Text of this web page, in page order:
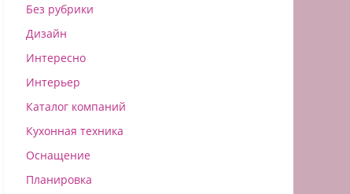
Без рубрики
Дизайн
Интересно
Интерьер
Каталог компаний
Кухонная техника
Оснащение
Планировка